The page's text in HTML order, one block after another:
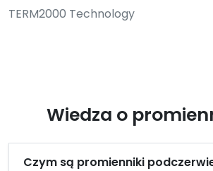
TERM2000 Technology
Wiedza o
Czym są promienniki